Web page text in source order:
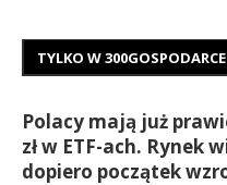
TYLKO W 300GOSPODARCE
Polacy mają już
zł w ETF-ach. Rynek
dopiero początek